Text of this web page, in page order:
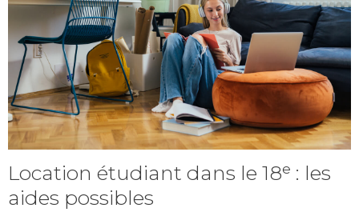
Location étudiant dans le 18ᵉ : les
aides possibles